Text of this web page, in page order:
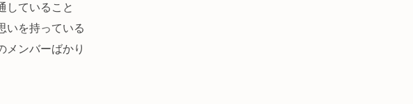
していること
いを持っている
メンバーばかり